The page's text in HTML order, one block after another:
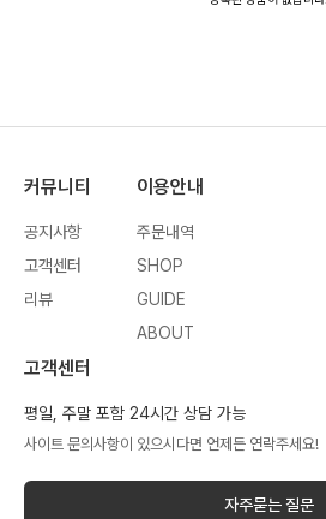
커뮤니티
공지사항
고객센터
리뷰
이용안내
주문내역
SHOP
GUIDE
ABOUT
고객센터
평일, 주말 포함 24시간 상담 가능
사이트 문의사항이 있으시다면 언제든 연락주세요!
자주묻는 질문